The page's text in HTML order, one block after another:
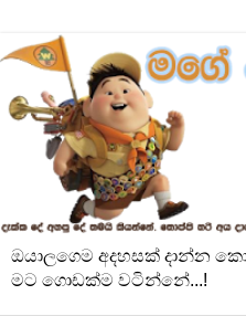
ඔයාලගෙම අදහසක් දාන්න
මට ගොඩක්ම වටින්නේ...!